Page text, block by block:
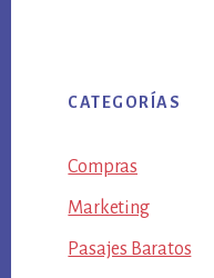
CATEGORÍAS
Compras
Marketing
Pasajes Baratos